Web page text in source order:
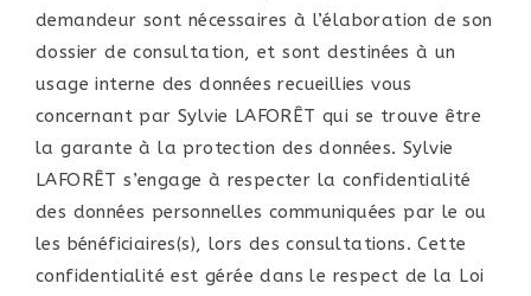
demandeur sont nécessaires à l’élaboration de son
dossier de consultation, et sont destinées à un
usage interne des données recueillies vous
concernant par Sylvie LAFORÊT qui se trouve être
la garante à la protection des données. Sylvie
LAFORÊT s’engage à respecter la confidentialité
des données personnelles communiquées par le ou
les bénéficiaires(s), lors des consultations. Cette
confidentialité est gérée dans le respect de la Loi